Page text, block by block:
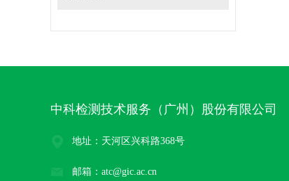
中科检测技术服务（广州）股份有限公司
地址：天河区兴科路368号
邮箱：atc@gic.ac.cn